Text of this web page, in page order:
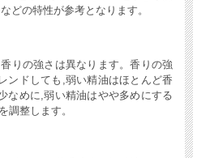
などの特性が参考となります。
りの強さは異なります。香りの強
ンドしても,弱い精油はほとんど香
なめに,弱い精油はやや多めにする
調整します。